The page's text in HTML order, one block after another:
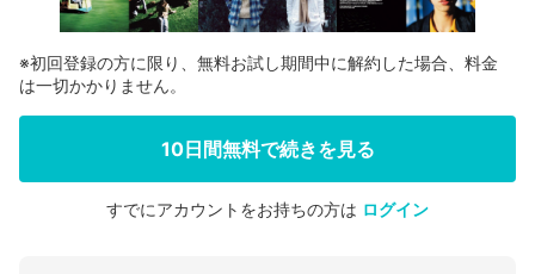
会員登録する
※初回登録の方に限り、無料お試し期間中に解約した場合、料金
は一切かかりません。
10日間無料で続きを見る
すでにアカウントをお持ちの方は ログイン